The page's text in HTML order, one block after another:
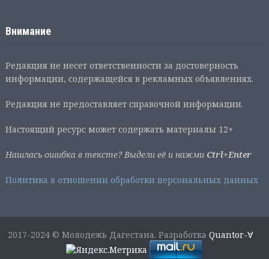
Внимание
Редакция не несет ответственности за достоверность
информации, содержащейся в рекламных объявлениях.
Редакция не предоставляет справочной информации.
Настоящий ресурс может содержать материалы 12+
Нашлась ошибка в тексте? Выдели её и нажми Ctrl+Enter
Политика в отношении обработки персональных данных
2017-2024 © Молодежь Дагестана. РазработкаQuantor-∀